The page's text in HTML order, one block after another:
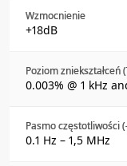
Wzmocnienie
+18dB
Poziom zniekształceń
0.003% @ 1 kHz
Pasmo częstotliwości
0.1 Hz – 1,5 MHz